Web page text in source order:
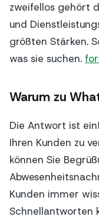
zweifellos gehört
und
größten Stärken.
was sie suchen.
Warum zu
Die Antwort ist
Ihren Kunden zu
können Sie
Kunden immer
Schnellantworten